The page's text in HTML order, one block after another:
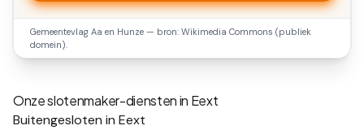
Gemeentevlag Aa en Hunze — bron: Wikimedia Commons (publiek
domein).
Onze slotenmaker-diensten in Eext
Buitengesloten in Eext